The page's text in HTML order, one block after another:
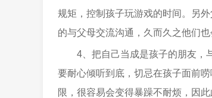
规矩，控制孩子玩游戏的时间。另
的与父母交流沟通，久而久之他们
4、把自己当成是孩子的朋友，
要耐心倾听到底，切忌在孩子面前
限，很容易会变得暴躁不耐烦，因